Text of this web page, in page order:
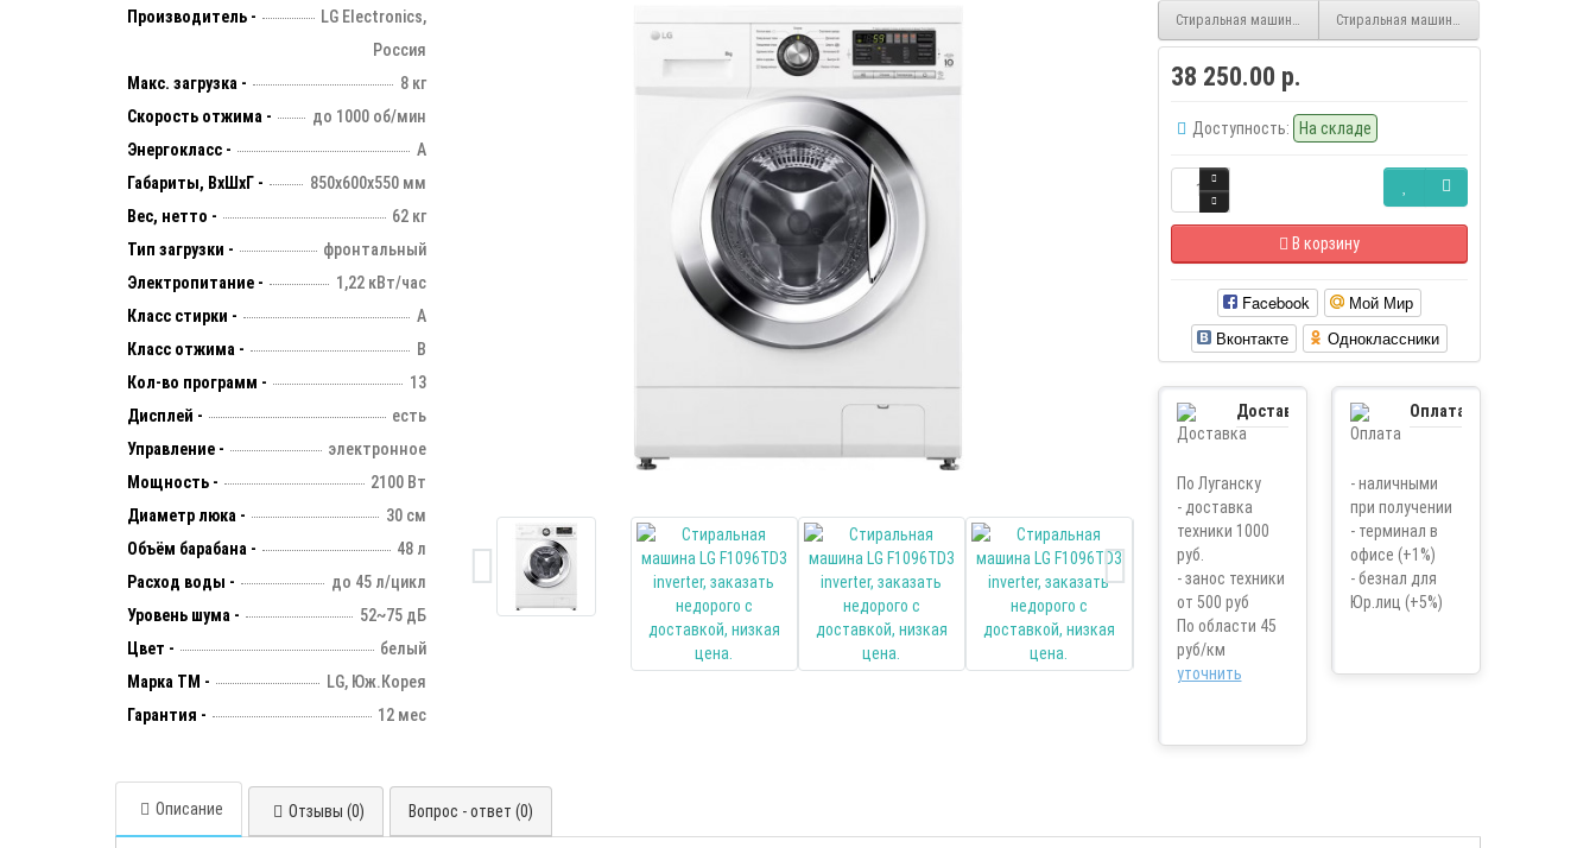
Производитель -
LG Electronics,
Россия
Макс. загрузка -
8 кг
Скорость отжима -
до 1000 об/мин
Энергокласс -
А
Габариты, ВхШхГ -
850х600х550 мм
Вес, нетто -
62 кг
Тип загрузки -
фронтальный
Электропитание -
1,22 кВт/час
Класс стирки -
А
Класс отжима -
B
Кол-во программ -
13
Дисплей -
есть
Управление -
электронное
Мощность -
2100 Вт
Диаметр люка -
30 см
Объём барабана -
48 л
Расход воды -
до 45 л/цикл
Уровень шума -
52~75 дБ
Цвет -
белый
Марка ТМ -
LG, Юж.Корея
Гарантия -
12 мес
Стиральная машина LG F2Y1HS6W inverterСтиральная машина LG F2Y1VS3W
38 250.00 р.
Доступность: На складе
В корзину
Facebook
Мой Мир
Вконтакте
Одноклассники
Доставка
По Луганску
- доставка
техники 1000
руб.
- занос техники
от 500 руб
По области 45
руб/км
уточнить
Оплата
- наличными
при получении
- терминал в
офисе (+1%)
- безнал для
Юр.лиц (+5%)
Описание Отзывы (0) Вопрос - ответ (0)